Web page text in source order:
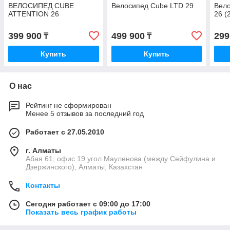
ВЕЛОСИПЕД CUBE
ATTENTION 26
399 900 ₸
Купить
Велосипед Cube LTD 29
499 900₸
Купить
26
О нас
Рейтинг не сформирован
Менее 5 отзывов за последний год
Работает с 27.05.2010
г. Алматы
Абая 61, офис 19 угол Мауленова (между Сейфулина и
Дзержинского), Алматы, Казахстан
Контакты
Сегодня работает с 09:00 до 17:00
Показать весь график работы